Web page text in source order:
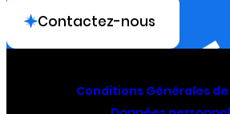
Contactez-nous
Conditions Générales